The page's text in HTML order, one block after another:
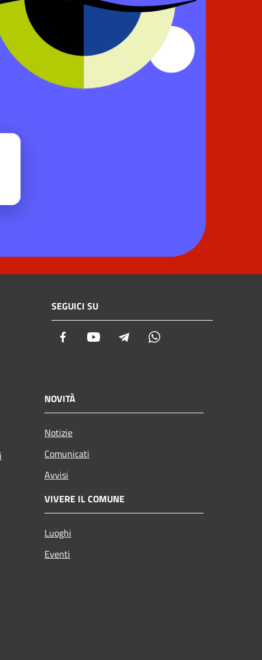
SEGUICI SU
Facebook Youtube Telegram
NOVITÀ
Notizie
Comunicati
Avvisi
VIVERE IL COMUNE
Luoghi
Eventi